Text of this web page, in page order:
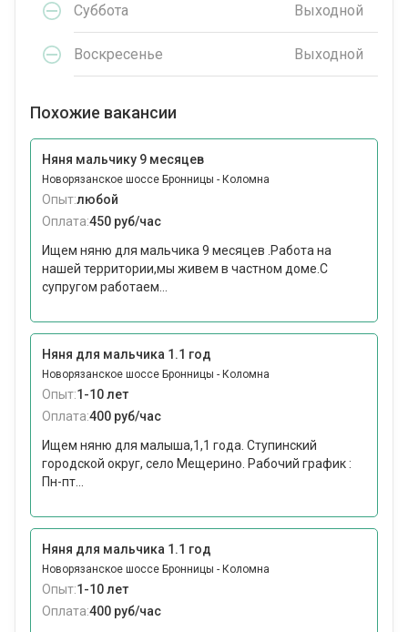
Суббота Выходной
Воскресенье Выходной
Похожие вакансии
Няня мальчику 9 месяцев
Новорязанское шоссе Бронницы - Коломна
Опыт:любой
Оплата:450 руб/час
Ищем няню для мальчика 9 месяцев .Работа на
нашей территории,мы живем в частном доме.С
супругом работаем...
Няня для мальчика 1.1 год
Новорязанское шоссе Бронницы - Коломна
Опыт:1-10 лет
Оплата:400 руб/час
Ищем няню для малыша,1,1 года. Ступинский
городской округ, село Мещерино. Рабочий график :
Пн-пт...
Няня для мальчика 1.1 год
Новорязанское шоссе Бронницы - Коломна
Опыт:1-10 лет
Оплата:400 руб/час